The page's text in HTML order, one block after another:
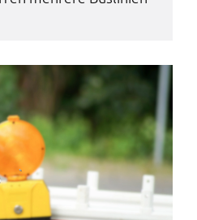
vorübergehende Daten des